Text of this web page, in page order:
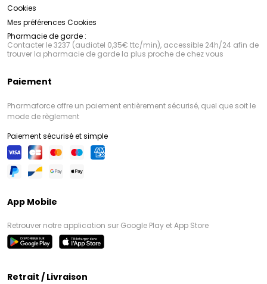
Cookies
Mes préférences Cookies
Pharmacie de garde :
Contacter le 3237 (audiotel 0,35€ ttc/min), accessible 24h/24 afin de
trouver la pharmacie de garde la plus proche de chez vous
Paiement
Pharmaforce offre un paiement entièrement sécurisé, quel que soit le
mode de règlement
Paiement sécurisé et simple
App Mobile
Retrouver notre application sur Google Play et App Store
Retrait / Livraison